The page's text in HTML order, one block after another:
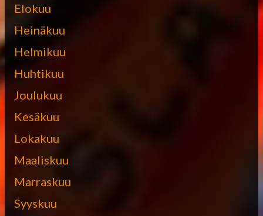
Elokuu
Heinäkuu
Helmikuu
Huhtikuu
Joulukuu
Kesäkuu
Lokakuu
Maaliskuu
Marraskuu
Syyskuu